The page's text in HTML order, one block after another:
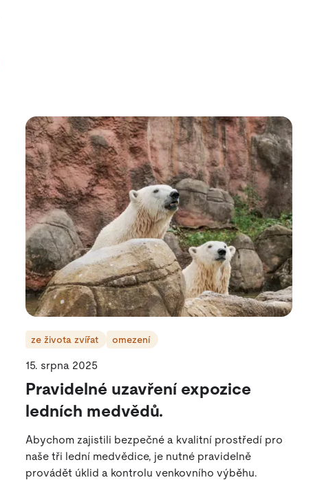
ze života zvířat omezení
15. srpna 2025
Pravidelné uzavření expozice
ledních medvědů.
Abychom zajistili bezpečné a kvalitní prostředí pro
naše tři lední medvědice, je nutné pravidelně
provádět úklid a kontrolu venkovního výběhu.